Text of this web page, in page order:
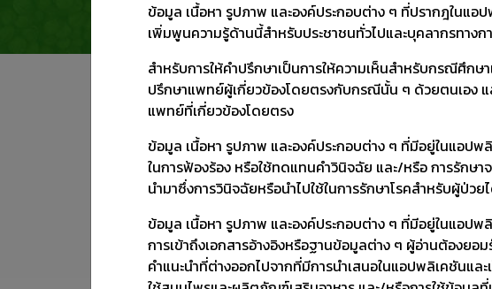
ข้อควรระวัง
อันตรกิริยา สตรีมีครรภ์ เด็ก
ข้อบ่งใช้
โรคความดัน โรคเบาหวาน โรคไขมันในเลือดสูง โรคหัวใจ โรคตับ
ข้อมูล เนื้อหา รูปภาพ และองค์ประกอบต่าง ๆ ที่ปรากฎในแอ
เพิ่มพูนความรู้ด้านนี้สำหรับประชาชนทั่วไปและบุคลากรทางก
สำหรับการให้คำปรึกษาเป็นการให้ความเห็นสำหรับกรณีศึก
ปรึกษาแพทย์ผู้เกี่ยวข้องโดยตรงกับกรณีนั้น ๆ ด้วยตนเอง
แพทย์ที่เกี่ยวข้องโดยตรง
ข้อมูล เนื้อหา รูปภาพ และองค์ประกอบต่าง ๆ ที่มีอยู่ในแอปพ
ในการฟ้องร้อง หรือใช้ทดแทนคำวินิจฉัย และ/หรือ การรักษ
นำมาซึ่งการวินิจฉัยหรือนำไปใช้ในการรักษาโรคสำหรับผู้ป่วย
ข้อมูล เนื้อหา รูปภาพ และองค์ประกอบต่าง ๆ ที่มีอยู่ในแอปพ
การเข้าถึงเอกสารอ้างอิงหรือฐานข้อมูลต่าง ๆ ผู้อ่านต้องย
คำแนะนำที่ต่างออกไปจากที่มีการนำเสนอในแอปพลิเคชันแ